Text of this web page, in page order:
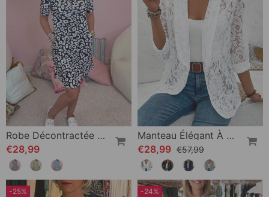
Robe Décontractée À Col En V Et Poche Imprimée
€28,99
Manteau Élégant À Revers En Dentelle Florale De Couleur Unie
€28,99 €57,99
-25% -24%